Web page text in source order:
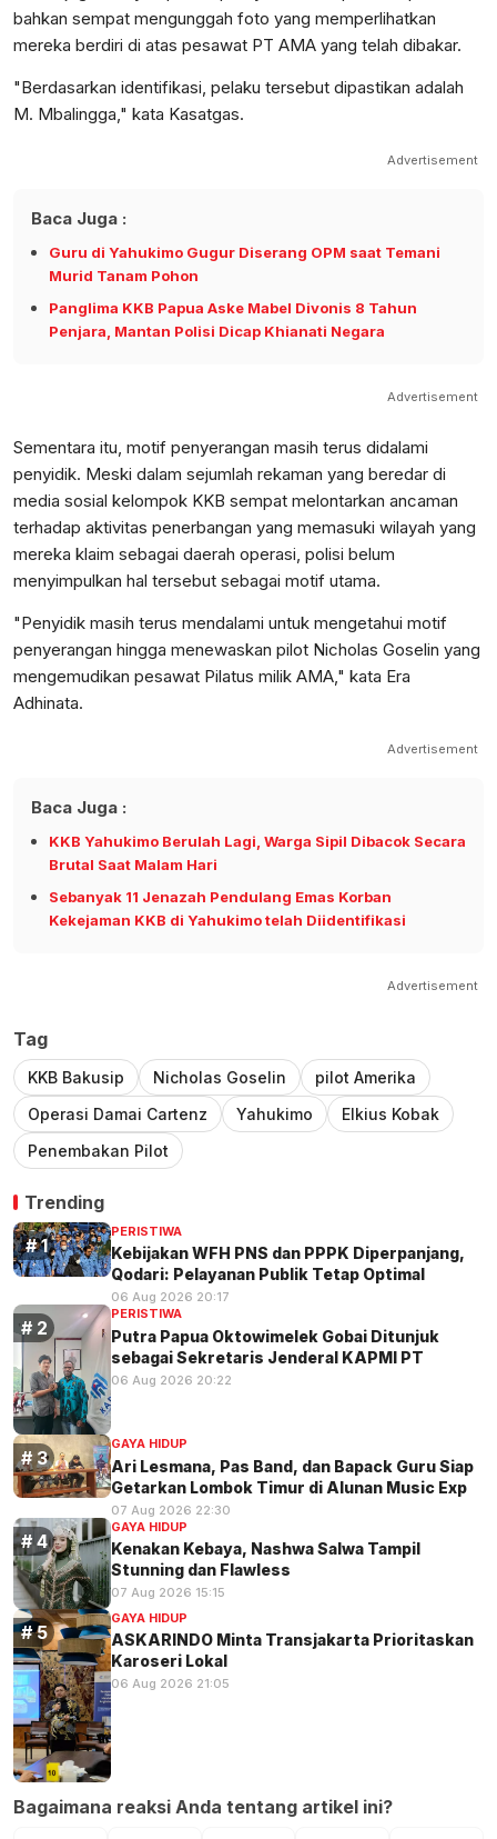
bahkan sempat mengunggah foto yang memperlihatkan
mereka berdiri di atas pesawat PT AMA yang telah dibakar.
"Berdasarkan identifikasi, pelaku tersebut dipastikan adalah
M. Mbalingga," kata Kasatgas.
Advertisement
Baca Juga :
Guru di Yahukimo Gugur Diserang OPM saat Temani
Murid Tanam Pohon
Panglima KKB Papua Aske Mabel Divonis 8 Tahun
Penjara, Mantan Polisi Dicap Khianati Negara
Advertisement
Sementara itu, motif penyerangan masih terus didalami
penyidik. Meski dalam sejumlah rekaman yang beredar di
media sosial kelompok KKB sempat melontarkan ancaman
terhadap aktivitas penerbangan yang memasuki wilayah yang
mereka klaim sebagai daerah operasi, polisi belum
menyimpulkan hal tersebut sebagai motif utama.
"Penyidik masih terus mendalami untuk mengetahui motif
penyerangan hingga menewaskan pilot Nicholas Goselin yang
mengemudikan pesawat Pilatus milik AMA," kata Era
Adhinata.
Advertisement
Baca Juga :
KKB Yahukimo Berulah Lagi, Warga Sipil Dibacok Secara
Brutal Saat Malam Hari
Sebanyak 11 Jenazah Pendulang Emas Korban
Kekejaman KKB di Yahukimo telah Diidentifikasi
Advertisement
Tag
KKB Bakusip Nicholas Goselin
pilot Amerika
Operasi Damai Cartenz
Yahukimo
Elkius Kobak
Penembakan Pilot
Trending
PERISTIWA
Kebijakan WFH PNS dan PPPK Diperpanjang,
Qodari: Pelayanan Publik Tetap Optimal
06 Aug 2026 20:17
PERISTIWA
Putra Papua Oktowimelek Gobai Ditunjuk
sebagai Sekretaris Jenderal KAPMI PT
06 Aug 2026 20:22
GAYA HIDUP
Ari Lesmana, Pas Band, dan Bapack Guru Siap
Getarkan Lombok Timur di Alunan Music Exp
07 Aug 2026 22:30
GAYA HIDUP
Kenakan Kebaya, Nashwa Salwa Tampil
Stunning dan Flawless
07 Aug 2026 15:15
GAYA HIDUP
ASKARINDO Minta Transjakarta Prioritaskan
Karoseri Lokal
06 Aug 2026 21:05
Bagaimana reaksi Anda tentang artikel ini?